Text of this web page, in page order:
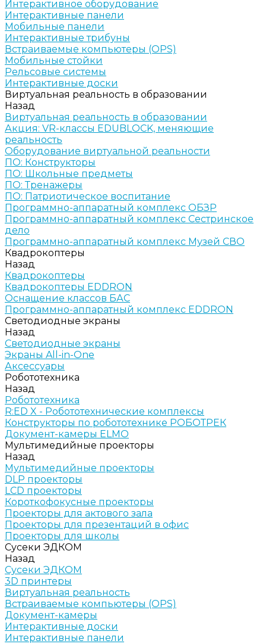
Интерактивное оборудование
Интерактивные панели
Мобильные панели
Интерактивные трибуны
Встраиваемые компьютеры (OPS)
Мобильные стойки
Рельсовые системы
Интерактивные доски
Виртуальная реальность в образовании
Назад
Виртуальная реальность в образовании
Акция: VR-классы EDUBLOCK, меняющие
реальность
Оборудование виртуальной реальности
ПО: Конструкторы
ПО: Школьные предметы
ПО: Тренажеры
ПО: Патриотическое воспитание
Программно-аппаратный комплекс ОБЗР
Программно-аппаратный комплекс Сестринское
дело
Программно-аппаратный комплекс Музей СВО
Квадрокоптеры
Назад
Квадрокоптеры
Квадрокоптеры EDDRON
Оснащение классов БАС
Программно-аппаратный комплекс EDDRON
Светодиодные экраны
Назад
Светодиодные экраны
Экраны All-in-One
Аксессуары
Робототехника
Назад
Робототехника
R:ED X - Робототехнические комплексы
Конструкторы по робототехнике РОБОТРЕК
Документ-камеры ELMO
Мультимедийные проекторы
Назад
Мультимедийные проекторы
DLP проекторы
LCD проекторы
Короткофокусные проекторы
Проекторы для актового зала
Проекторы для презентаций в офис
Проекторы для школы
Сусеки ЭДКОМ
Назад
Сусеки ЭДКОМ
3D принтеры
Виртуальная реальность
Встраиваемые компьютеры (OPS)
Документ-камеры
Интерактивные доски
Интерактивные панели